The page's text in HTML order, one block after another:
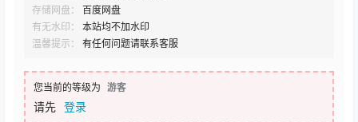
存储网盘：
百度网盘
有无水印：
本站均不加水印
温馨提示：
有任何问题请联系客服
您当前的等级为 游客
请先 登录